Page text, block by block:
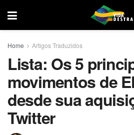
Home Artigos Traduzidos
Lista: Os 5
movimentos de
desde sua
Twitter